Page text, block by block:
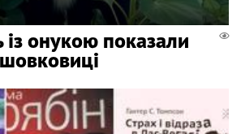
із онукою показали